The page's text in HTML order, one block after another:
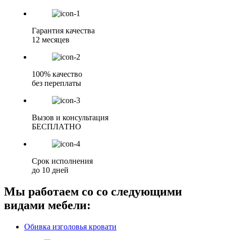
Гарантия качества
12 месяцев
100% качество
без переплаты
Вызов и консультация
БЕСПЛАТНО
Срок исполнения
до 10 дней
Мы работаем со со следующими
видами мебели:
Обивка изголовья кровати